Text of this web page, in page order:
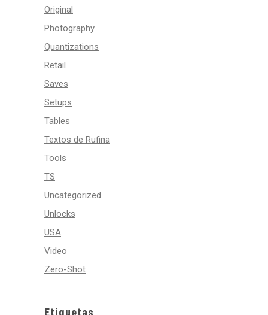
Original
Photography
Quantizations
Retail
Saves
Setups
Tables
Textos de Rufina
Tools
TS
Uncategorized
Unlocks
USA
Video
Zero-Shot
Etiquetas